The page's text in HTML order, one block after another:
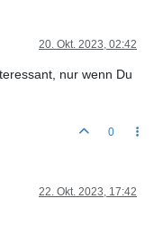
20. Okt. 2023, 02:42
nur wenn Du
0
22. Okt. 2023, 17:42